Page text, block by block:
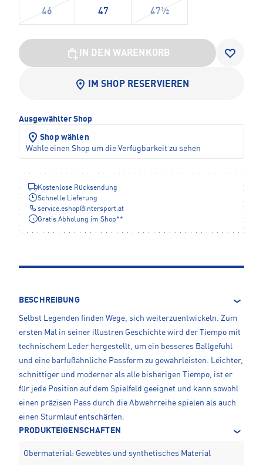
46 47 47½
IN DEN WARENKORB
IM SHOP RESERVIEREN
Ausgewählter Shop
Shop wählen
Wähle einen Shop um die Verfügbarkeit zu sehen
Kostenlose Rücksendung
Schnelle Lieferung
service.eshop@ intersport.at
Gratis Abholung im Shop**
BESCHREIBUNG
Selbst Legenden finden Wege, sich weiterzuentwickeln. Zum
ersten Mal in seiner illustren Geschichte wird der Tiempo mit
technischem Leder hergestellt, um ein besseres Ballgefühl
und eine barfußähnliche Passform zu gewährleisten. Leichter,
schnittiger und moderner als alle bisherigen Tiempo, ist er
für jede Position auf dem Spielfeld geeignet und kann sowohl
einen präzisen Pass durch die Abwehrreihe spielen als auch
einen Sturmlauf entschärfen.
PRODUKTEIGENSCHAFTEN
Obermaterial: Gewebtes und synthetisches Material